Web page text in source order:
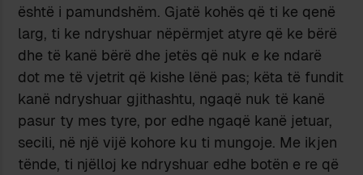
është i pamundshëm. Gjatë kohës që ti ke qenë
larg, ti ke ndryshuar nëpërmjet atyre që ke bërë
dhe të kanë bërë dhe jetës që nuk e ke ndarë
dot me të vjetrit që kishe lënë pas; këta të fundit
kanë ndryshuar gjithashtu, ngaqë nuk të kanë
pasur ty mes tyre, por edhe ngaqë kanë jetuar,
secili, në një vijë kohore ku ti mungoje. Me ikjen
tënde, ti njëlloj ke ndryshuar edhe botën e re që